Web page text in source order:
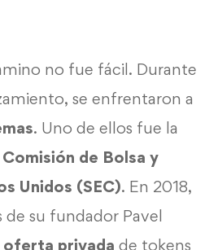
no fue fácil. Durante
se enfrentaron a
. Uno de ellos fue la
Comisión de Bolsa y
Unidos (SEC). En 2018,
de su fundador Pavel
oferta privada de tokens